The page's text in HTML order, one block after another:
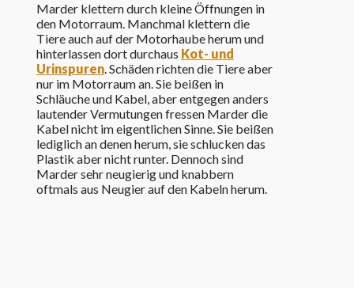
Marder klettern durch kleine Öffnungen in
den Motorraum. Manchmal klettern die
Tiere auch auf der Motorhaube herum und
hinterlassen dort durchaus Kot- und
Urinspuren. Schäden richten die Tiere aber
nur im Motorraum an. Sie beißen in
Schläuche und Kabel, aber entgegen anders
lautender Vermutungen fressen Marder die
Kabel nicht im eigentlichen Sinne. Sie beißen
lediglich an denen herum, sie schlucken das
Plastik aber nicht runter. Dennoch sind
Marder sehr neugierig und knabbern
oftmals aus Neugier auf den Kabeln herum.